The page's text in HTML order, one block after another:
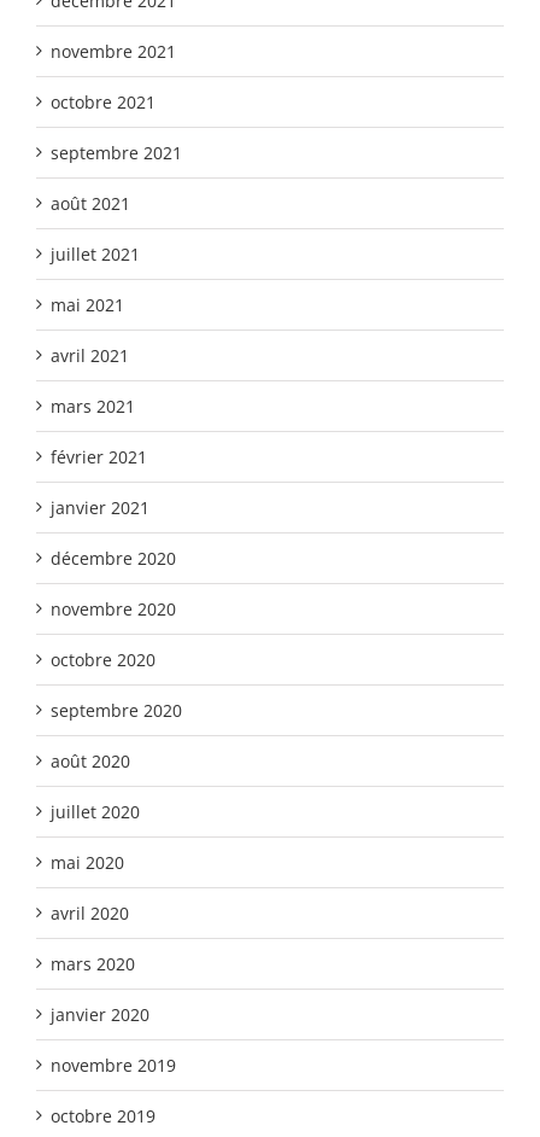
novembre 2021
octobre 2021
septembre 2021
août 2021
juillet 2021
mai 2021
avril 2021
mars 2021
février 2021
janvier 2021
décembre 2020
novembre 2020
octobre 2020
septembre 2020
août 2020
juillet 2020
mai 2020
avril 2020
mars 2020
janvier 2020
novembre 2019
octobre 2019